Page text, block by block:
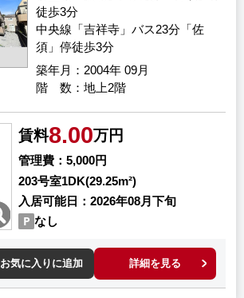
築年月 2004年 09月
徒歩3分
中央線「吉祥寺」バス23分「佐
須」停徒歩3分
階 数 地上2階
賃料8.00万円
管理費
5,000円
203号室1DK(29.25m²)
入居可能日
2026年08月下旬
なし
お気に入りに追加 詳細を見る